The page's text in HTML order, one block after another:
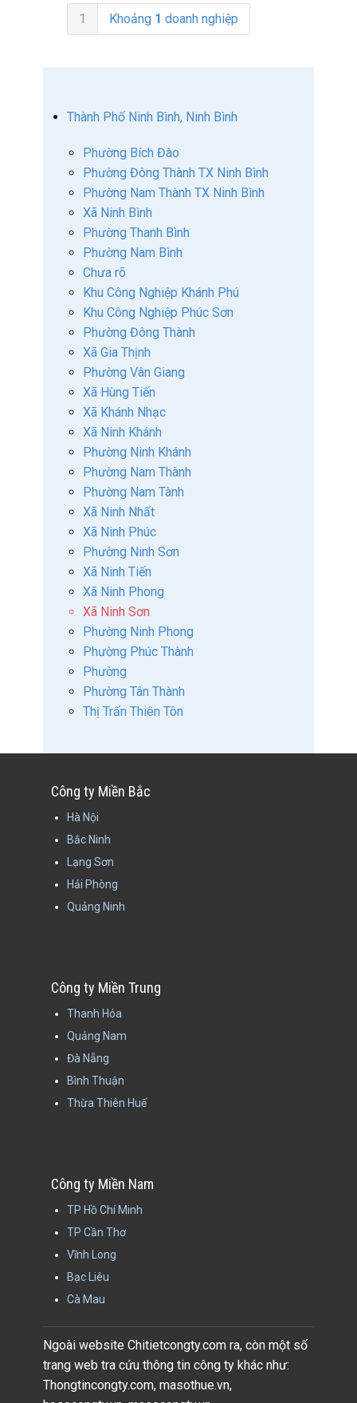
1 Khoảng 1 doanh nghiệp
Thành Phố Ninh Bình, Ninh Bình
Phường Bích Đào
Phường Đông Thành TX Ninh Bình
Phường Nam Thành TX Ninh Bình
Xã Ninh Bình
Phường Thanh Bình
Phường Nam Bình
Chưa rõ
Khu Công Nghiệp Khánh Phú
Khu Công Nghiệp Phúc Sơn
Phường Đông Thành
Xã Gia Thịnh
Phường Vân Giang
Xã Hùng Tiến
Xã Khánh Nhạc
Xã Ninh Khánh
Phường Ninh Khánh
Phường Nam Thành
Phường Nam Tành
Xã Ninh Nhất
Xã Ninh Phúc
Phường Ninh Sơn
Xã Ninh Tiến
Xã Ninh Phong
Xã Ninh Sơn
Phường Ninh Phong
Phường Phúc Thành
Phường
Phường Tân Thành
Thị Trấn Thiên Tôn
Công ty Miền Bắc
Hà Nội
Bắc Ninh
Lạng Sơn
Hải Phòng
Quảng Ninh
Công ty Miền Trung
Thanh Hóa
Quảng Nam
Đà Nẵng
Bình Thuận
Thừa Thiên Huế
Công ty Miền Nam
TP Hồ Chí Minh
TP Cần Thơ
Vĩnh Long
Bạc Liêu
Cà Mau
Ngoài website Chitietcongty.com ra, còn một số
trang web tra cứu thông tin công ty khác như:
Thongtincongty.com, masothue.vn,